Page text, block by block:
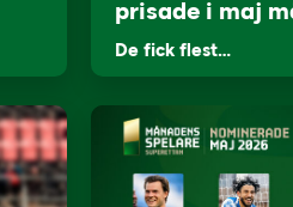
prisade i maj
De fick flest…